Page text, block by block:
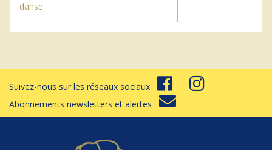
danse
Suivez-nous sur les réseaux sociaux
Abonnements newsletters et alertes